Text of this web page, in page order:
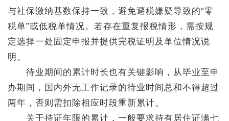
与社保缴纳基数保持一致，避免避税嫌疑导致的“零
税单”或低税单情况。若存在重复报税情形，需按规
定选择一处固定申报并提供完税证明及单位情况说
明。
待业期间的累计时长也有关键影响，从毕业至申
办期间，国内外无工作记录的待业时间总和不得超过
两年，否则需扣除相应时段重新累计。
关于持证年限的累计，一般要求持有居住证满七